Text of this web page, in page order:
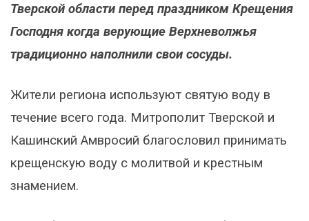
Тверской области перед праздником Крещения
Господня когда верующие Верхневолжья
традиционно наполнили свои сосуды.
Жители региона используют святую воду в
течение всего года. Митрополит Тверской и
Кашинский Амвросий благословил принимать
крещенскую воду с молитвой и крестным
знамением.